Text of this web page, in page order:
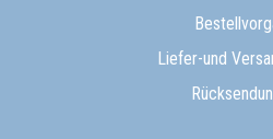
Liefer-und